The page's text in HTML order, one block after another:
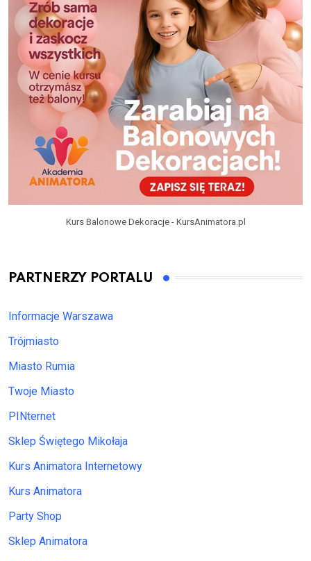
Kurs Balonowe Dekoracje - KursAnimatora.pl
PARTNERZY PORTALU
Informacje Warszawa
Trójmiasto
Miasto Rumia
Twoje Miasto
PINternet
Sklep Świętego Mikołaja
Kurs Animatora Internetowy
Kurs Animatora
Party Shop
Sklep Animatora